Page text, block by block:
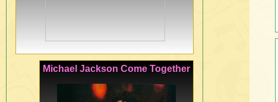
Michael Jackson Come Together